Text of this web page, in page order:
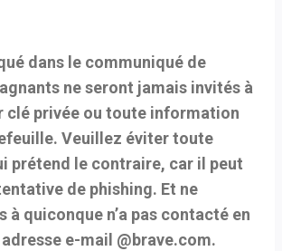
dans le communiqué de
ne seront jamais invités à
clé privée ou toute information
Veuillez éviter toute
prétend le contraire, car il peut
de phishing. Et ne
à quiconque n’a pas contacté en
e-mail @brave.com.